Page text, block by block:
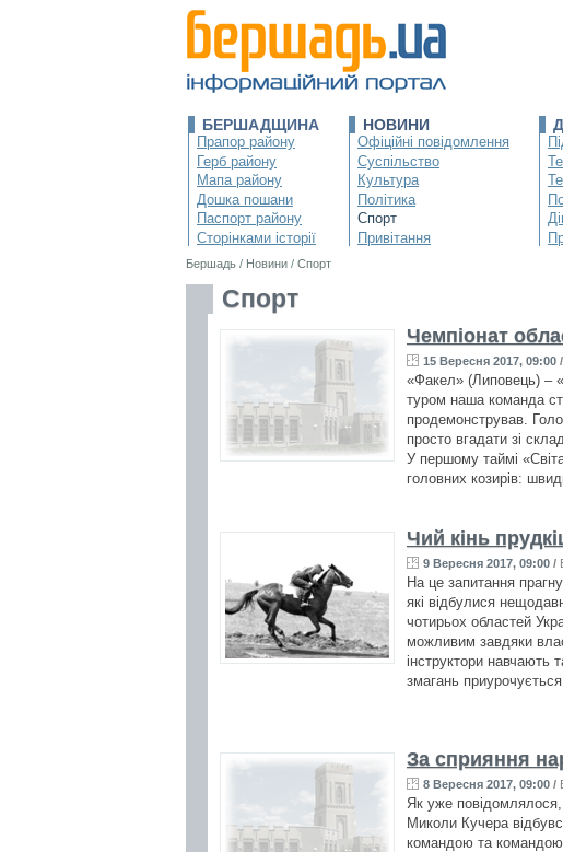
БЕРШАДЩИНА
Прапор району
Герб району
Мапа району
Дошка пошани
Паспорт району
Сторінками історії
НОВИНИ
Офіційні повідомлення
Суспільство
Культура
Політика
Спорт
Привітання
Бершадь / Новини / Спорт
Спорт
Чемпіонат
15 Вересня 2017, 09:00 /
«Факел» (Липовець) –
туром наша команда
продемонстрував.
просто вгадати зі
У першому таймі
головних козирів:
Чий кінь
9 Вересня 2017, 09:00 /
На це запитання
які відбулися
чотирьох областей
можливим завдяки
інструктори
змагань
За сприяння
8 Вересня 2017, 09:00 /
Як уже повідомлялося,
Миколи Кучера
командою та командою